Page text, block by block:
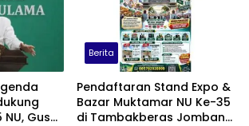
Gus
Berita
Pendaftaran Stand Expo &
Bazar Muktamar NU Ke-35
di Tambakberas Jombang